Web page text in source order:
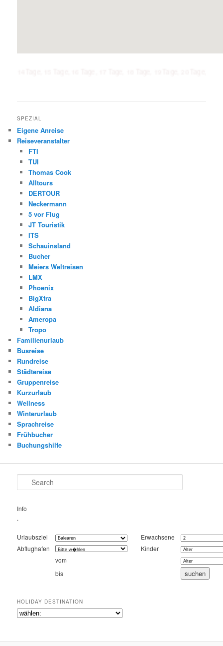
SPEZIAL
Eigene Anreise
Reiseveranstalter
FTI
TUI
Thomas Cook
Alltours
DERTOUR
Neckermann
5 vor Flug
JT Touristik
ITS
Schauinsland
Bucher
Meiers Weltreisen
LMX
Phoenix
BigXtra
Aldiana
Ameropa
Tropo
Familienurlaub
Busreise
Rundreise
Städtereise
Gruppenreise
Kurzurlaub
Wellness
Winterurlaub
Sprachreise
Frühbucher
Buchungshilfe
Search
Info
.
Urlaubsziel
Erwachsene
Abflughafen
Kinder
vom
bis
HOLIDAY DESTINATION